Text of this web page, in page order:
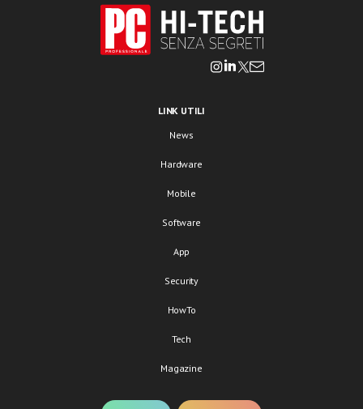
LINK UTILI
News
Hardware
Mobile
Software
App
Security
HowTo
Tech
Magazine